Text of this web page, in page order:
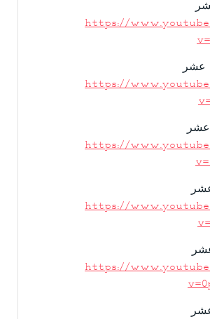
https://
عشر
https://
https://
https://
https://